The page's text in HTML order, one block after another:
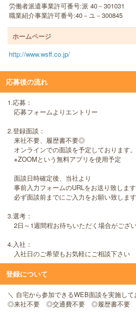
労働者派遣事業許可番号:派 40－301031
職業紹介事業許可番号:40－ユ－300845
ホームページ
http://www.wsff.co.jp/
応募後の流れ
1.応募：
応募フォームよりエントリー
2.登録面談：
来社不要、履歴書不要◎
オンラインでの面談を予定しております。
※ZOOMという無料アプリを使用予定
面談日時確定後、当社より
事前入力フォームのURLをお送り致します
必ず面談前までにご入力をお願い致します
3.選考：
2日～1週間程お待ちいただく場合がござい
4.入社：
入社日のご希望もお気軽にご相談下さい
登録について
＼ 自宅から参加できるWEB面談を実施して
◎来社不要 ◎交通費不要 ◎履歴書不要